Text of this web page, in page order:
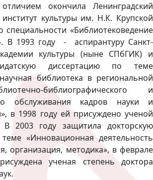
окончила Ленинградский
институт культуры им. Н.К. Крупской
«Библиотековедение
В 1993 году - аспирантуру Санкт-
культуры (ныне СПбГИК) и
диссертацию по теме
библиотека в региональной
библиографического и
обслуживания кадров науки и
в 1998 году ей присуждено ученой
В 2003 году защитила докторскую
«Инновационная деятельность
организация, методика», в феврале
ученая степень доктора